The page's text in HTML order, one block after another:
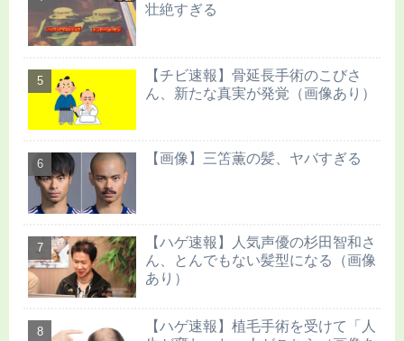
壮絶すぎる
【チビ速報】骨延長手術のこびさ
ん、新たな真実が発覚（画像あり）
【画像】三笘薫の髪、ヤバすぎる
【ハゲ速報】人気声優の杉田智和さ
ん、とんでもない髪型になる（画像
あり）
【ハゲ速報】植毛手術を受けて「人